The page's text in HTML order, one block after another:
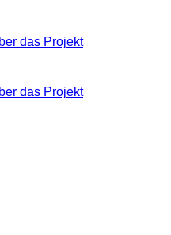
das Projekt
das Projekt
Tool in der Übersicht